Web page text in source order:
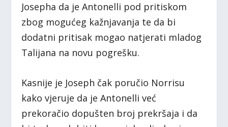
Josepha da je Antonelli pod pritiskom
zbog mogućeg kažnjavanja te da bi
dodatni pritisak mogao natjerati mladog
Talijana na novu pogrešku.
Kasnije je Joseph čak poručio Norrisu
kako vjeruje da je Antonelli već
prekoračio dopušten broj prekršaja i da